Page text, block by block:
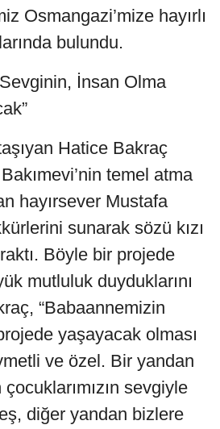
Osmangazi’mize hayırlı
bulundu.
Sevginin, İnsan Olma
Hatice Bakraç
temel atma
hayırsever Mustafa
sunarak sözü kızı
Böyle bir projede
mutluluk duyduklarını
“Babaannemizin
yaşayacak olması
ve özel. Bir yandan
sevgiyle
diğer yandan bizlere